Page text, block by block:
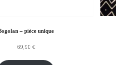
– pièce unique
69,90 €